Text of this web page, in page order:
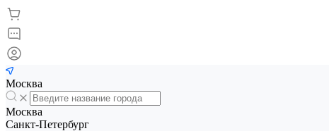
Москва
Москва
Санкт-Петербург